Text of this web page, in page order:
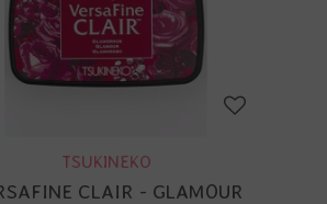
TSUKINEKO
CLAIR - GLAMOUR